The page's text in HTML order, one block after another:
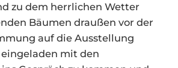
zu dem herrlichen Wetter
Bäumen draußen vor der
auf die Ausstellung
mit den